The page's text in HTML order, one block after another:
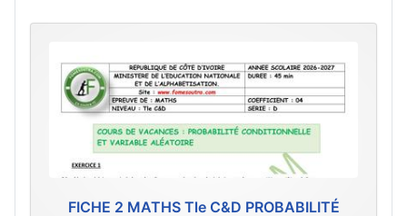
FICHE 2 MATHS Tle C&D PROBABILITÉ